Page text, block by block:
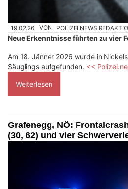
19.02.26 VON POLIZEI.NEWS
Neue Erkenntnisse führten zu vier
Am 18. Jänner 2026 wurde in
Säuglings aufgefunden. <<
Weiterlesen
Grafenegg, NÖ:
(30, 62) und vier